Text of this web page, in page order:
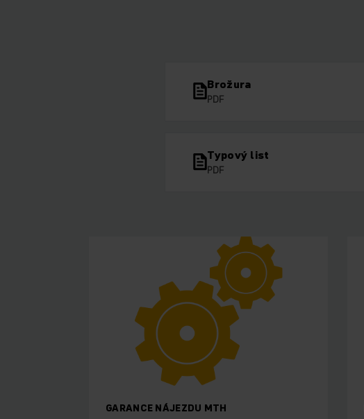
Brožura
PDF
Typový list
PDF
GARANCE NÁJEZDU MTH